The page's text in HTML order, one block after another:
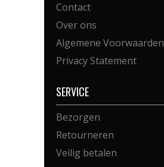
Contact
Over ons
Algemene Voorwaarden
Privacy Statement
SERVICE
Bezorgen
Retourneren
Veilig betalen